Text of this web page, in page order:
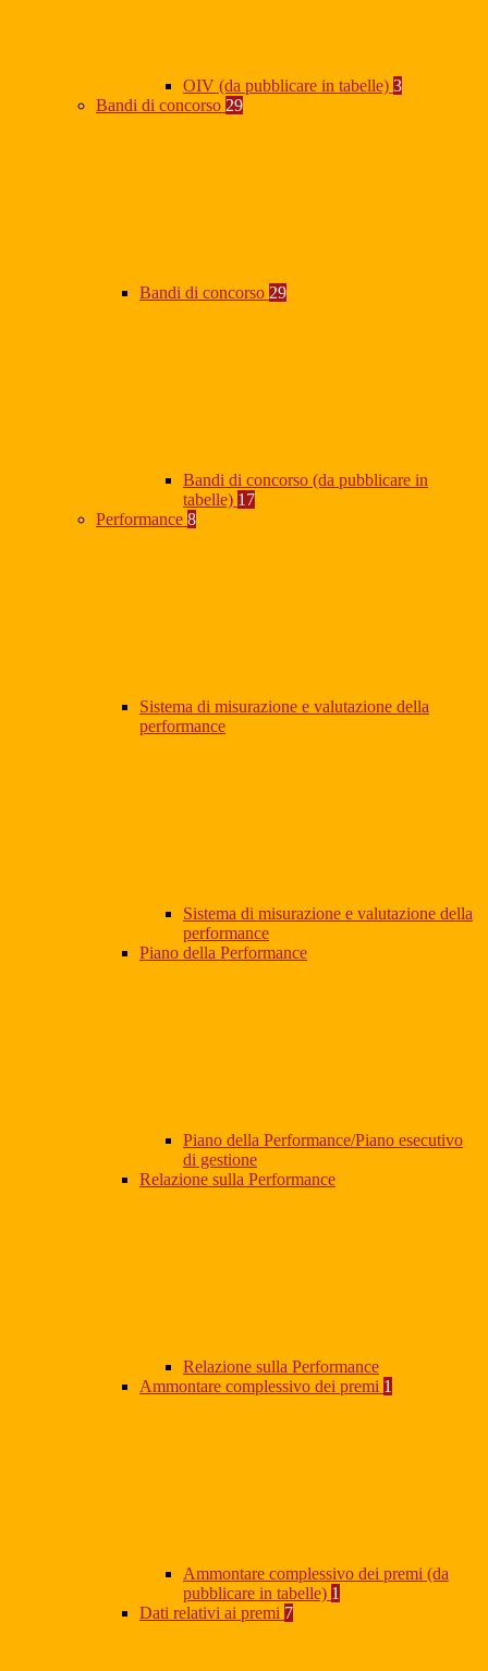
OIV (da pubblicare in tabelle) 3
Bandi di concorso 29
Bandi di concorso 29
Bandi di concorso (da pubblicare in
tabelle) 17
Performance 8
Sistema di misurazione e valutazione della
performance
Sistema di misurazione e valutazione della
performance
Piano della Performance
Piano della Performance/Piano esecutivo
di gestione
Relazione sulla Performance
Relazione sulla Performance
Ammontare complessivo dei premi 1
Ammontare complessivo dei premi (da
pubblicare in tabelle) 1
Dati relativi ai premi 7